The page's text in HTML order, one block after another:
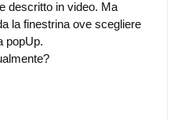
descritto in video. Ma
la finestrina ove scegliere
popUp.